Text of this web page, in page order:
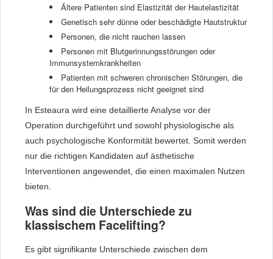
Ältere Patienten sind Elastizität der Hautelastizität
Genetisch sehr dünne oder beschädigte Hautstruktur
Personen, die nicht rauchen lassen
Personen mit Blutgerinnungsstörungen oder
Immunsystemkrankheiten
Patienten mit schweren chronischen Störungen, die
für den Heilungsprozess nicht geeignet sind
In Esteaura wird eine detaillierte Analyse vor der
Operation durchgeführt und sowohl physiologische als
auch psychologische Konformität bewertet. Somit werden
nur die richtigen Kandidaten auf ästhetische
Interventionen angewendet, die einen maximalen Nutzen
bieten.
Was sind die Unterschiede zu
klassischem Facelifting?
Es gibt signifikante Unterschiede zwischen dem